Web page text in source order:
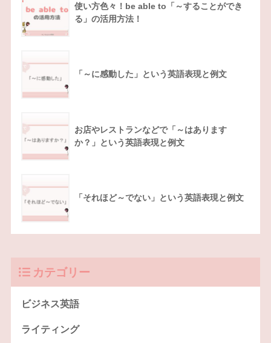
使い方色々！be able to「～することができ
る」の活用方法！
「～に感動した」という英語表現と例文
お店やレストランなどで「～はあります
か？」という英語表現と例文
「それほど～でない」という英語表現と例文
カテゴリー
ビジネス英語
ライティング